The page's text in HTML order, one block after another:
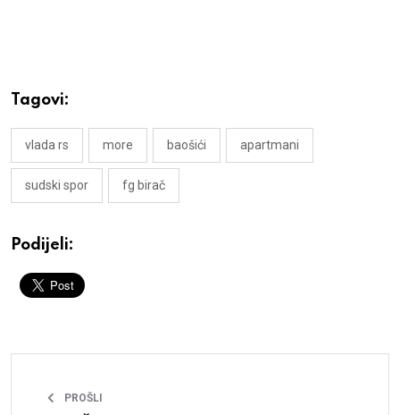
Tagovi:
vlada rs more baošići apartmani
sudski spor fg birač
Podijeli:
PROŠLI